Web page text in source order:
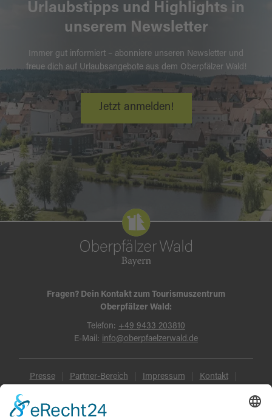
Urlaubstipps und Highlights in
unserem Newsletter
Immer gut informiert – abonniere unseren Newsletter und
freue dich auf Urlaubsangebote aus dem Oberpfälzer Wald!
Jetzt anmelden!
Fragen? Dein Kontakt zum Tourismuszentrum
Oberpfälzer Wald:
Telefon: +49 9433 203810
E-Mail: info@oberpfaelzerwald.de
Presse Partner-Bereich Impressum Kontakt
Datenschutz